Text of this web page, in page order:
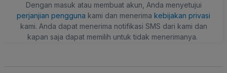
Dengan masuk atau membuat akun, Anda menyetujui
perjanjian pengguna kami dan menerima kebijakan privasi
kami. Anda dapat menerima notifikasi SMS dari kami dan
kapan saja dapat memilih untuk tidak menerimanya.